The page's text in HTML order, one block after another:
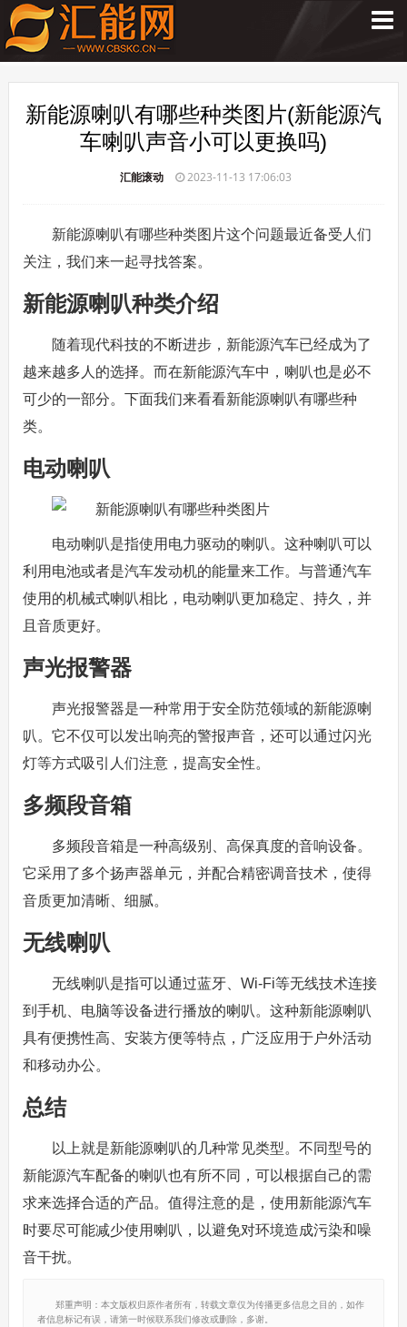
新能源喇叭有哪些种类图片(新能源汽
车喇叭声音小可以更换吗)
汇能滚动 2023-11-13 17:06:03
新能源喇叭有哪些种类图片这个问题最近备受人们
关注，我们来一起寻找答案。
新能源喇叭种类介绍
随着现代科技的不断进步，新能源汽车已经成为了
越来越多人的选择。而在新能源汽车中，喇叭也是必不
可少的一部分。下面我们来看看新能源喇叭有哪些种
类。
电动喇叭
电动喇叭是指使用电力驱动的喇叭。这种喇叭可以
利用电池或者是汽车发动机的能量来工作。与普通汽车
使用的机械式喇叭相比，电动喇叭更加稳定、持久，并
且音质更好。
声光报警器
声光报警器是一种常用于安全防范领域的新能源喇
叭。它不仅可以发出响亮的警报声音，还可以通过闪光
灯等方式吸引人们注意，提高安全性。
多频段音箱
多频段音箱是一种高级别、高保真度的音响设备。
它采用了多个扬声器单元，并配合精密调音技术，使得
音质更加清晰、细腻。
无线喇叭
无线喇叭是指可以通过蓝牙、Wi-Fi等无线技术连接
到手机、电脑等设备进行播放的喇叭。这种新能源喇叭
具有便携性高、安装方便等特点，广泛应用于户外活动
和移动办公。
总结
以上就是新能源喇叭的几种常见类型。不同型号的
新能源汽车配备的喇叭也有所不同，可以根据自己的需
求来选择合适的产品。值得注意的是，使用新能源汽车
时要尽可能减少使用喇叭，以避免对环境造成污染和噪
音干扰。
郑重声明：本文版权归原作者所有，转载文章仅为传播更多信息之目的，如作
者信息标记有误，请第一时候联系我们修改或删除，多谢。